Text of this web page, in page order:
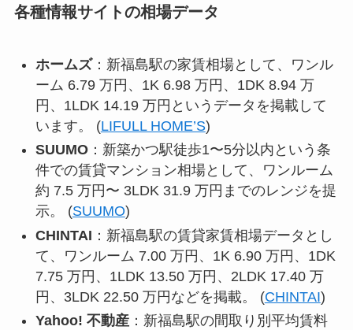
各種情報サイトの相場データ
ホームズ：新福島駅の家賃相場として、ワンル
ーム 6.79 万円、1K 6.98 万円、1DK 8.94 万
円、1LDK 14.19 万円というデータを掲載して
います。 (LIFULL HOME’S)
SUUMO：新築かつ駅徒歩1〜5分以内という条
件での賃貸マンション相場として、ワンルーム
約 7.5 万円〜 3LDK 31.9 万円までのレンジを提
示。 (SUUMO)
CHINTAI ：新福島駅の賃貸家賃相場データとし
て、ワンルーム 7.00 万円、1K 6.90 万円、1DK
7.75 万円、1LDK 13.50 万円、2LDK 17.40 万
円、3LDK 22.50 万円などを掲載。 (CHINTAI)
Yahoo! 不動産：新福島駅の間取り別平均賃料